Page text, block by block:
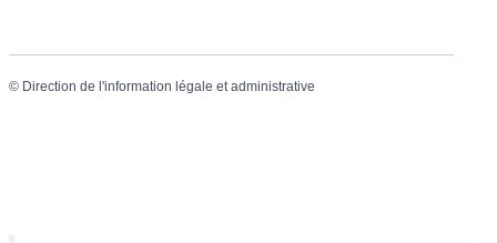
© Direction de l'information légale et administrative